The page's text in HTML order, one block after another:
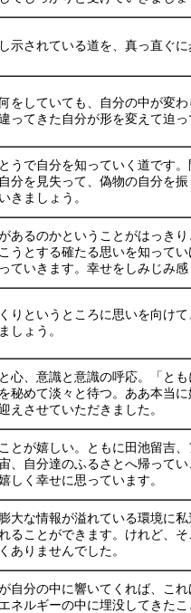
示されている道を、真っ直ぐ
をしていても、自分の中が変
ってきた自分が形を変えて迫
うで自分を知っていく道です
分を見失って、偽物の自分を
きましょう。
あるのかということがはっき
うとする確たる思いを知って
ていきます。幸せをしみじみ
りというところに思いを向け
しょう。
心、意識と意識の呼応。「と
秘めて淡々と待つ。ああ本当
えさせていただきました。
とが嬉しい。ともに田池留吉
、自分達のふるさとへ帰って
しく幸せに思っています。
大な情報が溢れている環境に
ることができます。けれど、
ありませんでした。
自分の中に響いてくれば、こ
ネルギーの中に埋没してきた